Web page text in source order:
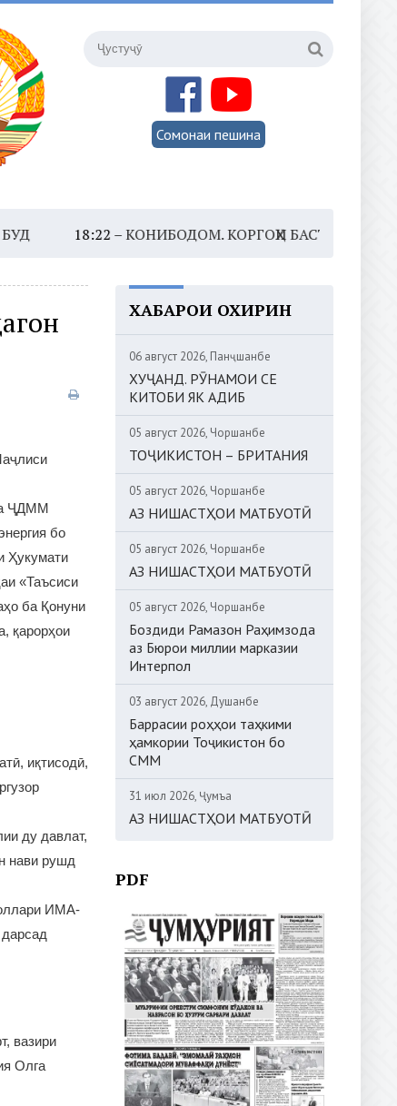
Сомонаи пешина
– КОНИБОДОМ. КОРГОҲИ БАСТАБАНДИИ
ҶДММ
бо
Ҳукумати
«Таъсиси
ба Қонуни
қарорҳои
иқтисодӣ,
ду давлат,
нави рушд
ИМА-
вазири
Олга
ХАБАРҲОИ ОХИРИН
06 август 2026, Панҷшанбе
ХУҶАНД. РӮНАМОИ СЕ
КИТОБИ ЯК АДИБ
05 август 2026, Чоршанбе
ТОҶИКИСТОН – БРИТАНИЯ
05 август 2026, Чоршанбе
АЗ НИШАСТҲОИ МАТБУОТӢ
05 август 2026, Чоршанбе
АЗ НИШАСТҲОИ МАТБУОТӢ
05 август 2026, Чоршанбе
Боздиди Рамазон Раҳимзода
аз Бюрои миллии марказии
Интерпол
03 август 2026, Душанбе
Баррасии роҳҳои таҳкими
ҳамкории Тоҷикистон бо
СММ
31 июл 2026, Ҷумъа
АЗ НИШАСТҲОИ МАТБУОТӢ
PDF